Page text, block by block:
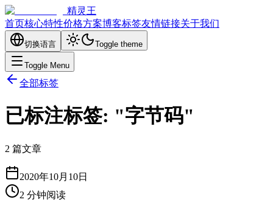
精灵王
首页核心特性价格方案博客标签友情链接关于我们
切换语言 Toggle theme
Toggle Menu
全部标签
已标注标签: "字节码"
2 篇文章
2020年10月10日
2 分钟阅读